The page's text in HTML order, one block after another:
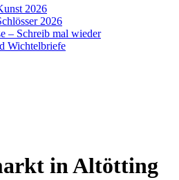
2026
2026
– Schreib mal wieder
Wichtelbriefe
in Altötting